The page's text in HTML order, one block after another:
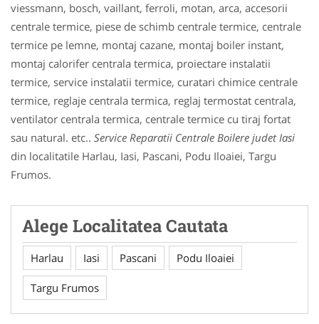
viessmann, bosch, vaillant, ferroli, motan, arca, accesorii
centrale termice, piese de schimb centrale termice, centrale
termice pe lemne, montaj cazane, montaj boiler instant,
montaj calorifer centrala termica, proiectare instalatii
termice, service instalatii termice, curatari chimice centrale
termice, reglaje centrala termica, reglaj termostat centrala,
ventilator centrala termica, centrale termice cu tiraj fortat
sau natural. etc.. Service Reparatii Centrale Boilere judet Iasi
din localitatile Harlau, Iasi, Pascani, Podu Iloaiei, Targu
Frumos.
Alege Localitatea Cautata
Harlau Iasi Pascani Podu Iloaiei
Targu Frumos